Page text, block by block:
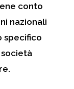
conto
nazionali
specifico